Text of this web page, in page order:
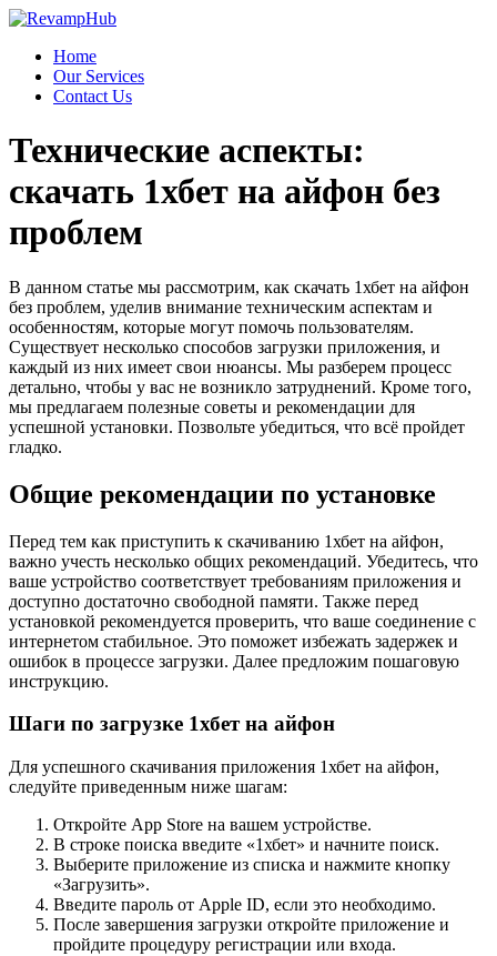
Skip
contentHome
Our Services
Contact Us
Технические аспекты:
скачать 1хбет на айфон без
проблем
В данном статье мы рассмотрим, как скачать 1хбет на айфон
без проблем, уделив внимание техническим аспектам и
особенностям, которые могут помочь пользователям.
Существует несколько способов загрузки приложения, и
каждый из них имеет свои нюансы. Мы разберем процесс
детально, чтобы у вас не возникло затруднений. Кроме того,
мы предлагаем полезные советы и рекомендации для
успешной установки. Позвольте убедиться, что всё пройдет
гладко.
Общие рекомендации по установке
Перед тем как приступить к скачиванию 1хбет на айфон,
важно учесть несколько общих рекомендаций. Убедитесь, что
ваше устройство соответствует требованиям приложения и
доступно достаточно свободной памяти. Также перед
установкой рекомендуется проверить, что ваше соединение с
интернетом стабильное. Это поможет избежать задержек и
ошибок в процессе загрузки. Далее предложим пошаговую
инструкцию.
Шаги по загрузке 1хбет на айфон
Для успешного скачивания приложения 1хбет на айфон,
следуйте приведенным ниже шагам:
Откройте App Store на вашем устройстве.
В строке поиска введите «1хбет» и начните поиск.
Выберите приложение из списка и нажмите кнопку
«Загрузить».
Введите пароль от Apple ID, если это необходимо.
После завершения загрузки откройте приложение и
пройдите процедуру регистрации или входа.